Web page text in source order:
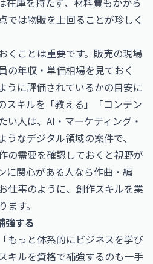
では物販を上回ることが珍しく
くことは重要です。販売の現場
の年収・単価相場を見ておく
うに評価されているかの目安に
スキルを「教える」「コンテン
い人は、 AI・マーケティング・
うなデジタル領域の案件で、
の需要を確認しておくと視野が
に関心がある人なら作曲・編
仕事のように、創作スキルを業
す。
強する
もっと体系的にビジネスを学び
キルを資格で補強するのも一手